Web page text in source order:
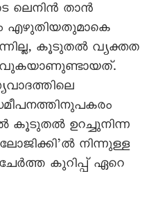
ലെനിൻ താൻ
എഴുതിയതുമാകെ
കൂടുതൽ വ്യക്തത
കൂടുതൽ ഉറച്ചുനിന്ന
നിന്നുള്ള
കുറിപ്പ് ഏറെ